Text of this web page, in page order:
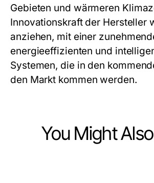
Gebieten und wärmeren
Innovationskraft der Hersteller
anziehen, mit einer
energieeffizienten und
Systemen, die in den
den Markt kommen werden.
You Might